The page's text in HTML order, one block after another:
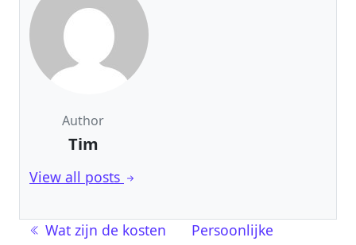
Author
Tim
View all posts
Berichtnavigatie
Wat zijn de kosten
Persoonlijke